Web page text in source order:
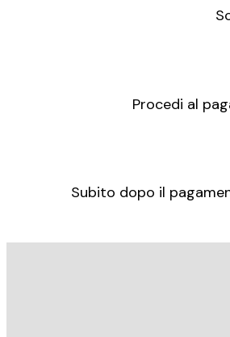
Procedi al
Subito dopo il